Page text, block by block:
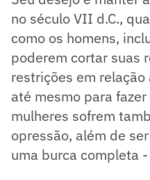
no século VII d.C.,
como os homens,
poderem cortar suas
restrições em
até mesmo para
mulheres sofrem
opressão, além de
uma burca completa